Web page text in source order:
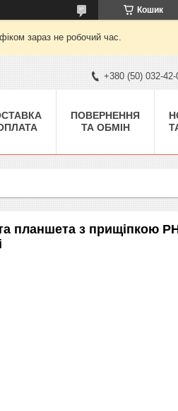
Кошик
зараз не робочий час.
+380 (50) 032-42-
ПОВЕРНЕННЯ
ТА ОБМІН
планшета з прищіпкою